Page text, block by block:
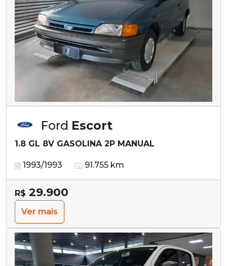
Ford Escort
1.8 GL 8V GASOLINA 2P MANUAL
1993/1993 91.755 km
R$ 29.900
Ver mais